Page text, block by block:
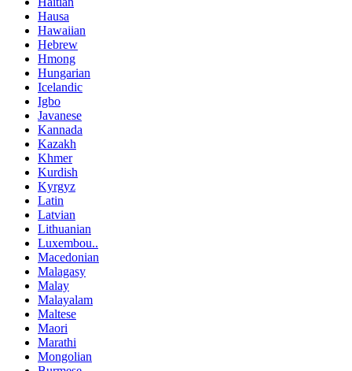
Hausa
Hawaiian
Hebrew
Hmong
Hungarian
Icelandic
Igbo
Javanese
Kannada
Kazakh
Khmer
Kurdish
Kyrgyz
Latin
Latvian
Lithuanian
Luxembou..
Macedonian
Malagasy
Malay
Malayalam
Maltese
Maori
Marathi
Mongolian